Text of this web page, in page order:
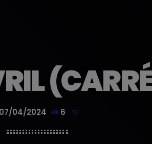
07/04/2024 6